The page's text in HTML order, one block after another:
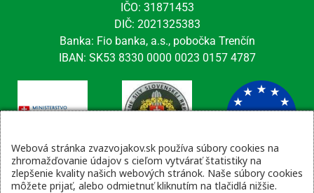
IČO: 31871453
DIČ: 2021325383
Banka: Fio banka, a.s., pobočka Trenčín
IBAN: SK53 8330 0000 0023 0157 4787
Kontaktné údaje
Webová stránka zvazvojakov.sk používa súbory cookies na
zhromažďovanie údajov s cieľom vytvárať štatistiky na
zlepšenie kvality našich webových stránok. Naše súbory cookies
môžete prijať, alebo odmietnuť kliknutím na tlačidlá nižšie.